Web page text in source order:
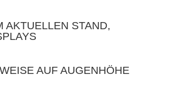
AKTUELLEN STAND,
AUF AUGENHÖHE